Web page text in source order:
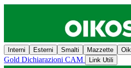
Interni Esterni Smalti Mazzette
Gold Dichiarazioni CAM Link Utili